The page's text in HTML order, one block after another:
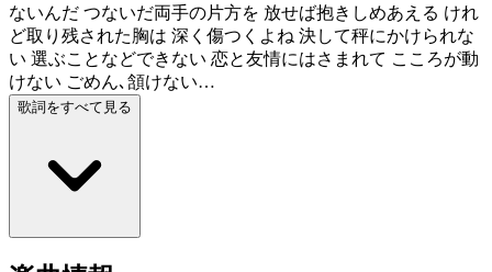
ないんだ つないだ両手の片方を 放せば抱きしめあえる けれ
ど取り残された胸は 深く傷つくよね 決して秤にかけられな
い 選ぶことなどできない 恋と友情にはさまれて こころが動
けない ごめん､頷けない…
歌詞をすべて見る